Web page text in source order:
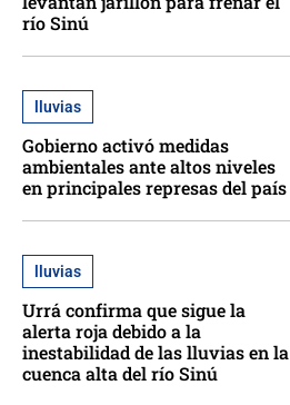
río Sinú
lluvias
Gobierno activó medidas
ambientales ante altos niveles
en principales represas del país
lluvias
Urrá confirma que sigue la
alerta roja debido a la
inestabilidad de las lluvias en la
cuenca alta del río Sinú